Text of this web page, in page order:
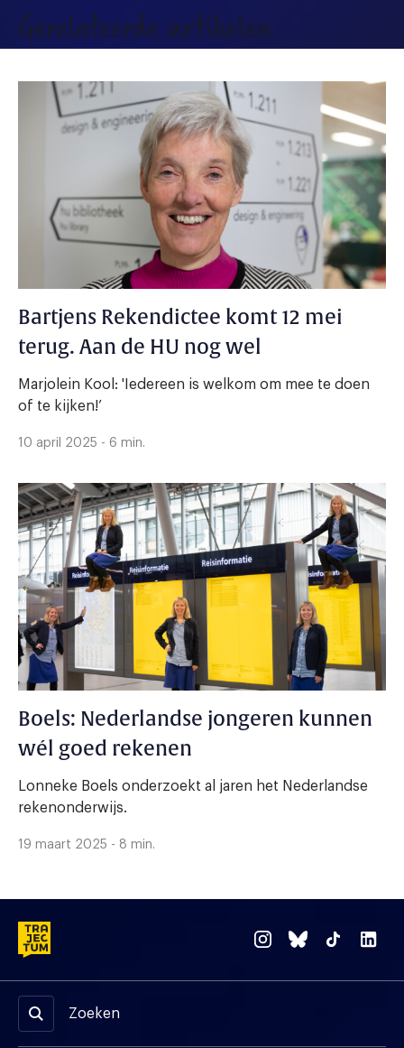
Gerelateerde artikelen
Bartjens Rekendictee komt 12 mei
terug. Aan de HU nog wel
Marjolein Kool: 'Iedereen is welkom om mee te doen
of te kijken!’
10 april 2025 - 6 min.
Boels: Nederlandse jongeren kunnen
wél goed rekenen
Lonneke Boels onderzoekt al jaren het Nederlandse
rekenonderwijs.
19 maart 2025 - 8 min.
Zoeken